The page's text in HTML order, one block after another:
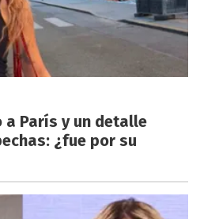
a París y un detalle
¿fue por su